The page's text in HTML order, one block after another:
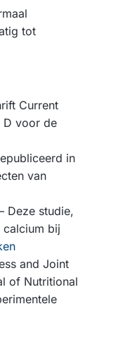
tot
Current
D voor de
in
van
Deze studie,
calcium bij
and Joint
of Nutritional